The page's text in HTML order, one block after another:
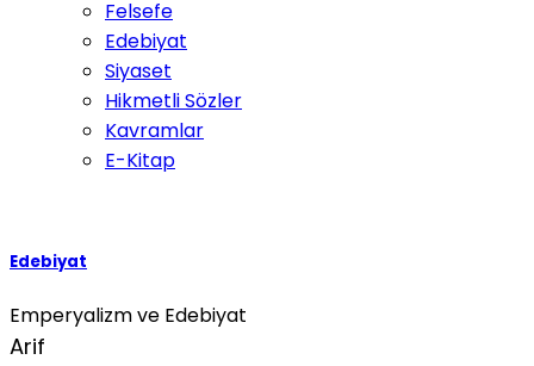
Felsefe
Edebiyat
Siyaset
Hikmetli Sözler
Kavramlar
E-Kitap
Edebiyat
Emperyalizm ve Edebiyat
Arif